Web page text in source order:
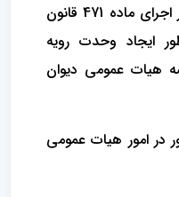
قانون محقق شده است، لذا در اجرای ماده 471 قانون
ایجاد وحدت رویه
هیات عمومی دیوان
در امور هیات عمومی